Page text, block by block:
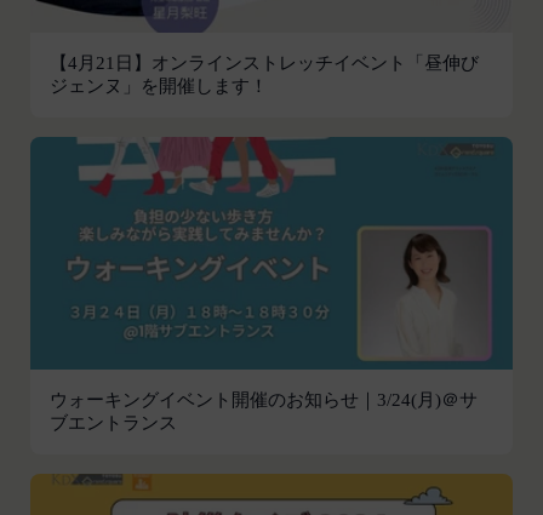
【4月21日】オンラインストレッチイベント「昼伸び
ジェンヌ」を開催します！
ウォーキングイベント開催のお知らせ｜3/24(月)＠サ
ブエントランス
免責
当社は、以下の場合には、何らの責任を負いませ
ん。
お客様ご本人が本サービスの機能又は別の手段を用
お客様が自ら本サービス上に入力した情報等によ
り、個人を識別し得る状態に至った場合
当社は、利用者情報の取扱いに関する運用状況を適
宜見直し、継続的な改善に努めるものとし、必要に
応じて、本ポリシーをお客様の事前の了承を得るこ
となく変更することがあります。変更後の本ポリシ
ーについては、当社が別途定める場合を除いて、当
社ウェブサイトでの公示後、すぐに効力が発生する
ものとします。但し、法令上お客様の同意が必要と
方法により、お客様の同意を取得するものとしま
第7条（会員の退会）
会員は、当社所定の退会手続の完了により、会員登
録を抹消することができます。
会員は、本サービスの利用に際して、以下の各号の
いずれかに該当する行為または該当するおそれのあ
る行為を行ってはならないものとします。
本規約および法令に違反する行為、犯罪に結び
つく行為または公序良俗に反する行為
会員登録または登録内容の変更の際に虚偽の会
員情報を入力する行為
本サービスの運営を妨害するおそれのある行為
または本サービスに支障を生じさせるおそれの
ある行為
当社または第三者の財産権、プライバシー権、
著作権等の知的財産権、その他の権利または利
益を侵害する行為